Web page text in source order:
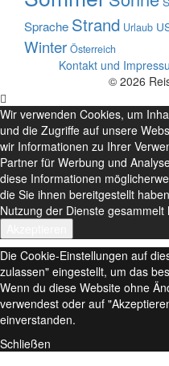
Sprache Strand Urlaub
Winter Österreich
Kontakt und
© 2026
Wir verwenden Cookies, um
und die Zugriffe auf unsere
wir Informationen zu Ihrer
Partner für Werbung und
diese Informationen
die Sie ihnen bereitgestellt
Nutzung der Dienste gesammelt
Die Cookie-Einstellungen auf
zulassen" eingestellt, um das
Wenn du diese Website ohne
verwendest oder auf
einverstanden.
Schließen